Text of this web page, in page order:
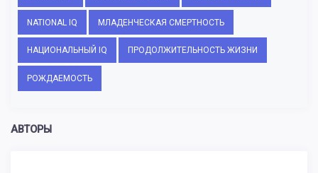
NATIONAL IQ МЛАДЕНЧЕСКАЯ СМЕРТНОСТЬ
НАЦИОНАЛЬНЫЙ IQ ПРОДОЛЖИТЕЛЬНОСТЬ ЖИЗНИ
РОЖДАЕМОСТЬ
АВТОРЫ